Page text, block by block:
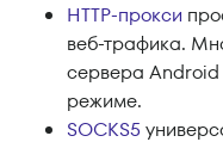
HTTP-прокси
веб-трафика.
сервера Android
режиме.
SOCKS5